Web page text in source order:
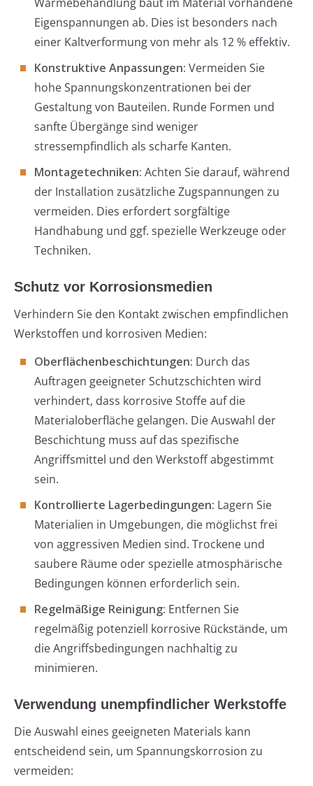
Eigenspannungen ab. Dies ist besonders nach
einer Kaltverformung von mehr als 12 % effektiv.
Konstruktive Anpassungen: Vermeiden Sie
hohe Spannungskonzentrationen bei der
Gestaltung von Bauteilen. Runde Formen und
sanfte Übergänge sind weniger
stressempfindlich als scharfe Kanten.
Montagetechniken: Achten Sie darauf, während
der Installation zusätzliche Zugspannungen zu
vermeiden. Dies erfordert sorgfältige
Handhabung und ggf. spezielle Werkzeuge oder
Techniken.
Schutz vor Korrosionsmedien
Verhindern Sie den Kontakt zwischen empfindlichen
Werkstoffen und korrosiven Medien:
Oberflächenbeschichtungen: Durch das
Auftragen geeigneter Schutzschichten wird
verhindert, dass korrosive Stoffe auf die
Materialoberfläche gelangen. Die Auswahl der
Beschichtung muss auf das spezifische
Angriffsmittel und den Werkstoff abgestimmt
sein.
Kontrollierte Lagerbedingungen: Lagern Sie
Materialien in Umgebungen, die möglichst frei
von aggressiven Medien sind. Trockene und
saubere Räume oder spezielle atmosphärische
Bedingungen können erforderlich sein.
Regelmäßige Reinigung: Entfernen Sie
regelmäßig potenziell korrosive Rückstände, um
die Angriffsbedingungen nachhaltig zu
minimieren.
Verwendung unempfindlicher Werkstoffe
Die Auswahl eines geeigneten Materials kann
entscheidend sein, um Spannungskorrosion zu
vermeiden: